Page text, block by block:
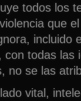
todos los
que
incluido
todas las
no se las
vital,